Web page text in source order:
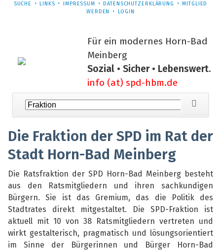
NAVIGATION
SUCHE LINKS IMPRESSUM DATENSCHUTZERKLÄRUNG
MITGLIED
WERDEN
LOGIN
Für ein modernes Horn-Bad
Meinberg
Sozial • Sicher • Lebenswert.
info (at) spd-hbm.de
Navigation
überspringen
Die Fraktion der SPD im Rat der
Stadt Horn-Bad Meinberg
Die Ratsfraktion der SPD Horn-Bad Meinberg besteht
aus den Ratsmitgliedern und ihren sachkundigen
Bürgern. Sie ist das Gremium, das die Politik des
Stadtrates direkt mitgestaltet. Die SPD-Fraktion ist
aktuell mit 10 von 38 Ratsmitgliedern vertreten und
wirkt gestalterisch, pragmatisch und lösungsorientiert
im Sinne der Bürgerinnen und Bürger Horn-Bad